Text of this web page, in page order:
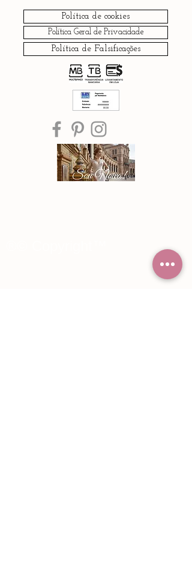
Política de cookies
Política Geral de Privacidade
Política de Falsificações